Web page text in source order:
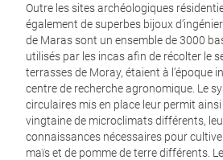
Outre les sites archéologiques
également de superbes bijoux
de Maras sont un ensemble de 3000
utilisés par les incas afin de récolter le
terrasses de Moray, étaient à l’époque
centre de recherche agronomique. Le
circulaires mis en place leur permit
vingtaine de microclimats différents,
connaissances nécessaires pour
maïs et de pomme de terre différents.